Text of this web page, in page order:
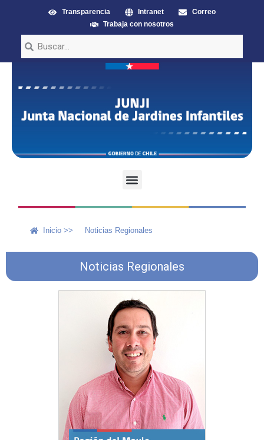
Transparencia Intranet
Correo
Trabaja con nosotros
Inicio >> Noticias Regionales
Noticias Regionales